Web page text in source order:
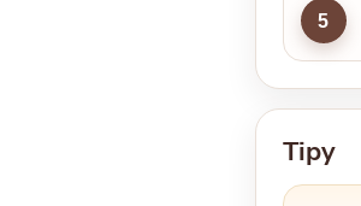
5
Tipy